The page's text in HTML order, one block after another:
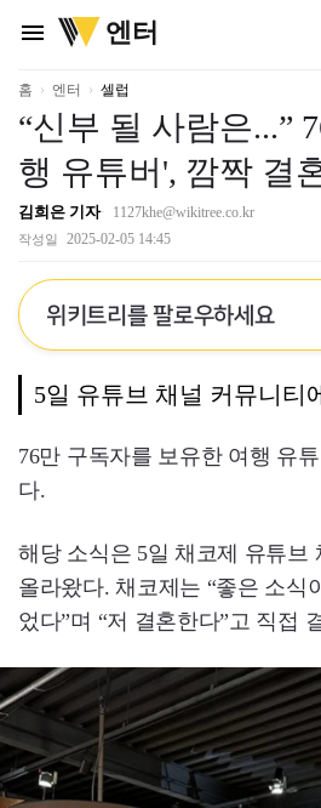
menu
위
키
리
엔터
홈 엔터 셀럽
“신부 될 사람은...”
행 유튜버', 깜짝 결
김희은 기자 1127khe@wikitree.co.kr
작성일 2025-02-05 14:45
위키트리를 팔로우하세요
5일 유튜브 채널 커뮤니티
76만 구독자를 보유한 여행 유
다.
해당 소식은 5일 채코제 유튜브
올라왔다. 채코제는 “좋은 소식
었다”며 “저 결혼한다”고 직접